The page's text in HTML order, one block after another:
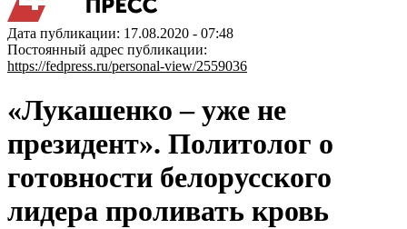
Дата публикации: 17.08.2020 - 07:48
Постоянный адрес публикации:
https://fedpress.ru/personal-view/2559036
«Лукашенко – уже не
президент». Политолог о
готовности белорусского
лидера проливать кровь